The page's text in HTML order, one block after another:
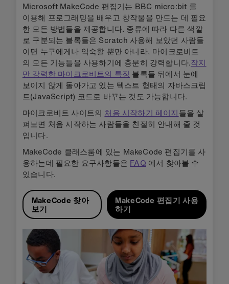
Microsoft MakeCode 편집기는 BBC micro:bit 를
이용해 프로그래밍을 배우고 창작물을 만드는 데 필요
한 모든 방법들을 제공합니다. 종류에 따라 다른 색깔
로 구분되는 블록들은 Scratch 사용해 보았던 사람들
이면 누구에게나 익숙할 뿐만 아니라, 마이크로비트
의 모든 기능들을 사용하기에 충분히 강력합니다.작지
만 강력한 마이크로비트의 특징 블록들 뒤에서 눈에
보이지 않게 돌아가고 있는 텍스트 형태의 자바스크립
트(JavaScript) 코드로 바꾸는 것도 가능합니다.
마이크로비트 사이트의 처음 시작하기 페이지들을 살
펴보면 처음 시작하는 사람들을 친절히 안내해 줄 것
입니다.
MakeCode 클래스룸에 있는 MakeCode 편집기를 사
용하는데 필요한 요구사항들은 FAQ 에서 찾아볼 수
있습니다.
MakeCode 찾아
보기
MakeCode 편집기 사용
하기